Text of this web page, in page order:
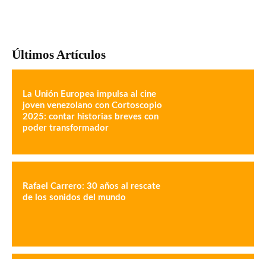
Últimos Artículos
La Unión Europea impulsa al cine
joven venezolano con Cortoscopio
2025: contar historias breves con
poder transformador
Rafael Carrero: 30 años al rescate
de los sonidos del mundo